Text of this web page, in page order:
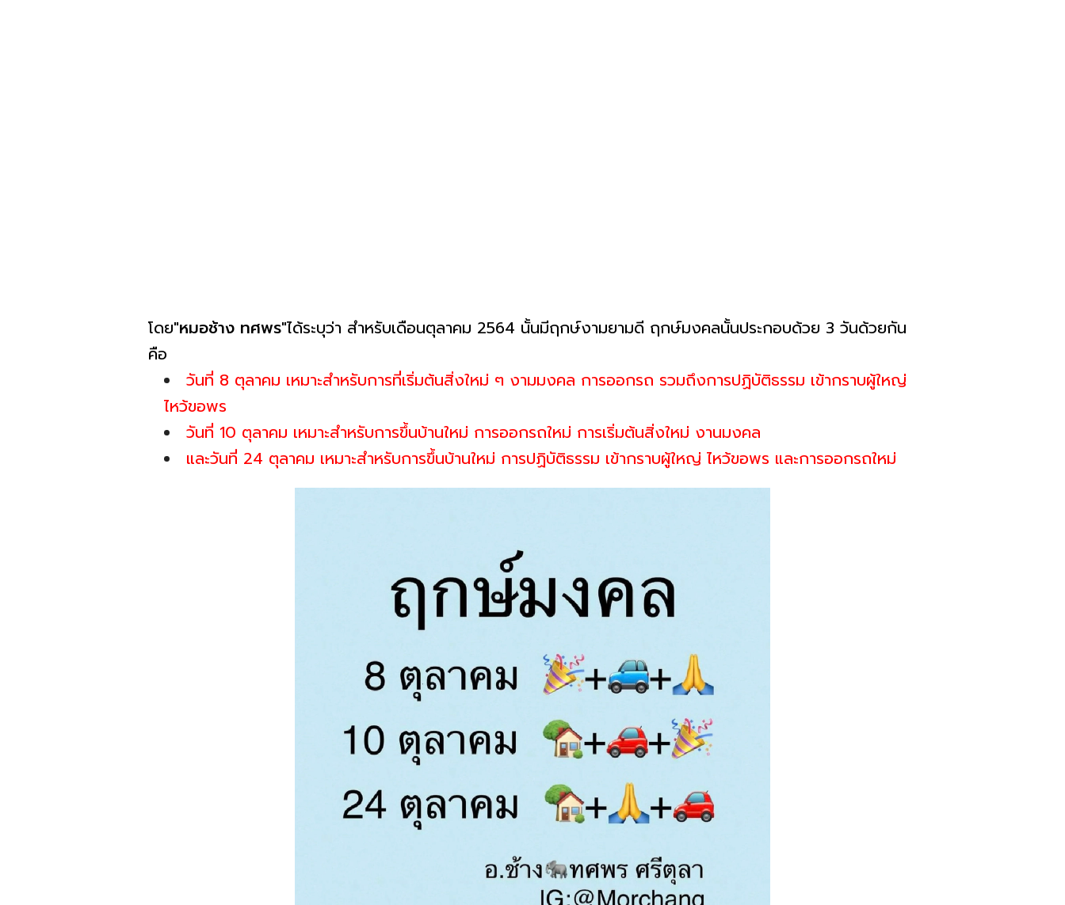
โดย"หมอช้าง ทศพร"ได้ระบุว่า สำหรับเดือนตุลาคม 2564 นั้นมีฤกษ์งามยามดี ฤกษ์มงคลนั้นประกอบด้วย 3 วันด้วยกัน
คือ
วันที่ 8 ตุลาคม เหมาะสำหรับการที่เริ่มต้นสิ่งใหม่ ๆ งามมงคล การออกรถ รวมถึงการปฏิบัติธรรม เข้ากราบผู้ใหญ่
ไหว้ขอพร
วันที่ 10 ตุลาคม เหมาะสำหรับการขึ้นบ้านใหม่ การออกรถใหม่ การเริ่มต้นสิ่งใหม่ งานมงคล
และวันที่ 24 ตุลาคม เหมาะสำหรับการขึ้นบ้านใหม่ การปฏิบัติธรรม เข้ากราบผู้ใหญ่ ไหว้ขอพร และการออกรถใหม่